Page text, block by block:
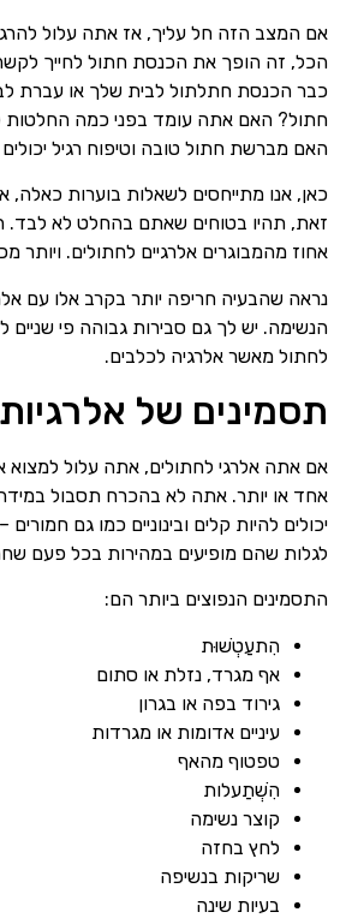
אם המצב הזה חל עליך, אז אתה עלול
הכל, זה הופך את הכנסת חתול לחייך
כבר הכנסת חתלתול לבית שלך או עברת
חתול? האם אתה עומד בפני כמה החלטות
האם מברשת חתול טובה וטיפוח רגיל
כאן, אנו מתייחסים לשאלות בוערות כאלה,
אחוז מהמבוגרים אלרגיים לחתולים. ויותר
נראה שהבעיה חריפה יותר בקרב אלו עם
הנשימה. יש לך גם סבירות גבוהה פי שניים
לחתול מאשר אלרגיה לכלבים.
תסמינים של
אם אתה אלרגי לחתולים, אתה עלול
אחד או יותר. אתה לא בהכרח תסבול
יכולים להיות קלים ובינוניים כמו גם
לגלות שהם מופיעים במהירות בכל פעם
התסמינים הנפוצים ביותר הם:
הִתעַטְשׁוּת
אף מגרד, נזלת או סתום
גירוד בפה או בגרון
עיניים אדומות או מגרדות
טפטוף מהאף
הִשְׁתַעלות
קוצר נשימה
לחץ בחזה
שריקות בנשיפה
בעיות שינה